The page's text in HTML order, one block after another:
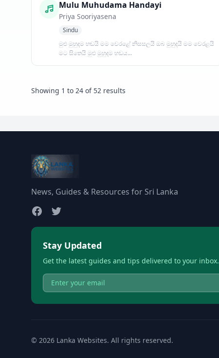
Mulu Muhudama Handayi
Priya Sooriyasena
Sindu
මුළු මුහුදම හඬයි මම වෙරළේ නිසසලයි ඔබ මුහුදයි මම වෙරළයි
මට සිතෙයි මුළු මුහුදම හඩය...
Showing 1 to 24 of 52 results
News, Guides & Resources for Sri Lanka
Stay Updated
Get the latest guides and tips delivered to your inbox.
© 2026 Lanka Websites. All rights reserved.